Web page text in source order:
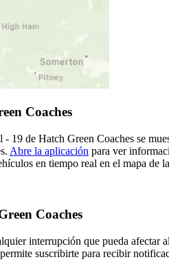
Coaches
de Hatch Green Coaches se
Abre la aplicación para ver
en tiempo real en el mapa de
Coaches
interrupción que pueda afectar
suscribirte para recibir